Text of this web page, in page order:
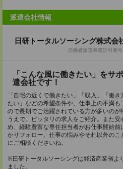
派遣会社情報
日研トータルソーシング株式
労働者派遣事業許可番
「こんな風に働きたい」をサ
遣会社です！
「自宅の近くで働きたい」「収入」「働
たい」などの希望条件や、仕事上の不満
ので長期でご活躍されている方が多いの
うえで、ピッタリの求人をご紹介。また
め、経験豊富な専任担当者がお仕事開始
かりフォロー。仕事の悩みやそれ以外の
にご相談くださいね。
※日研トータルソーシングは経済産業省よ
ました。